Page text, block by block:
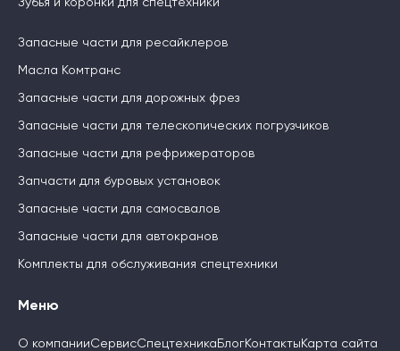
Запасные части для ресайклеров
Масла Комтранс
Запасные части для дорожных фрез
Запасные части для телескопических погрузчиков
Запасные части для рефрижераторов
Запчасти для буровых установок
Запасные части для самосвалов
Запасные части для автокранов
Комплекты для обслуживания спецтехники
Меню
О компанииСервисСпецтехника БлогКонтакты Карта сайта